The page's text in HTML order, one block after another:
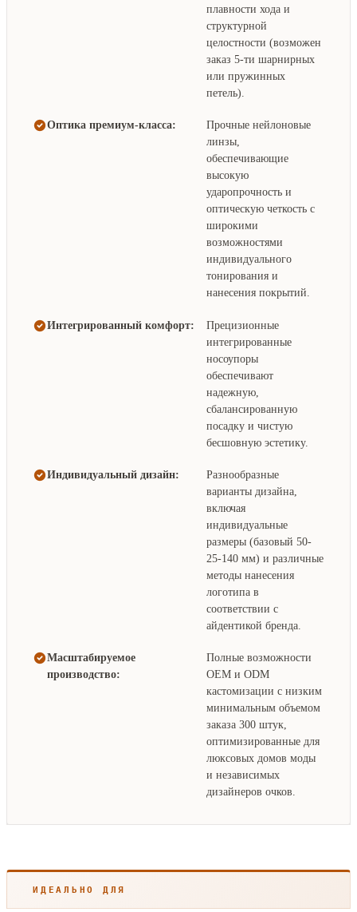
плавности хода и
структурной
целостности (возможен
заказ 5-ти шарнирных
или пружинных
петель).
Оптика премиум-класса:
Прочные нейлоновые
линзы,
обеспечивающие
высокую
ударопрочность и
оптическую четкость с
широкими
возможностями
индивидуального
тонирования и
нанесения покрытий.
Интегрированный комфорт:
Прецизионные
интегрированные
носоупоры
обеспечивают
надежную,
сбалансированную
посадку и чистую
бесшовную эстетику.
Индивидуальный дизайн:
Разнообразные
варианты дизайна,
включая
индивидуальные
размеры (базовый 50-
25-140 мм) и различные
методы нанесения
логотипа в
соответствии с
айдентикой бренда.
Масштабируемое
производство:
Полные возможности
OEM и ODM
кастомизации с низким
минимальным объемом
заказа 300 штук,
оптимизированные для
люксовых домов моды
и независимых
дизайнеров очков.
ИДЕАЛЬНО ДЛЯ